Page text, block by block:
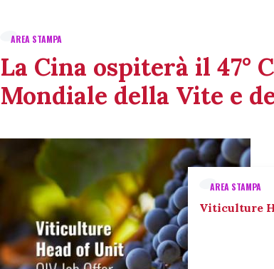
AREA STAMPA
La Cina ospiterà il 47°
Mondiale della Vite e
AREA STAMPA
Viticulture